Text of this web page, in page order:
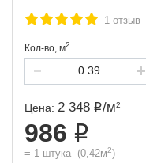
1 отзыв
Кол-во, м2
Цена: 2 348 /м2
986
= 1 штука (0,42м2)